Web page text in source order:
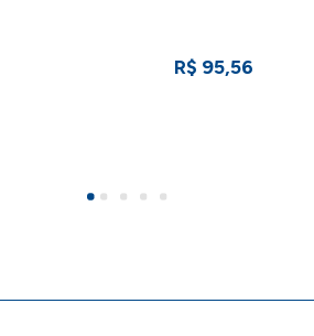
R$ 95,56